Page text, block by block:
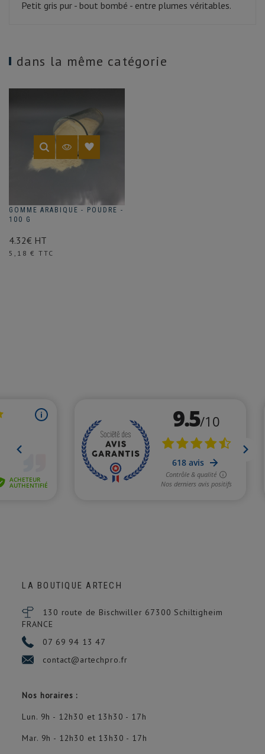
Petit gris pur - bout bombé - entre plumes véritables.
dans la même catégorie
GOMME ARABIQUE - POUDRE -
100 G
4.32€ HT
Prix
5,18 € TTC
LA BOUTIQUE ARTECH
130 route de Bischwiller 67300 Schiltigheim
FRANCE
07 69 94 13 47
contact@artechpro.fr
Nos horaires :
Lun. 9h - 12h30 et 13h30 - 17h
Mar. 9h - 12h30 et 13h30 - 17h